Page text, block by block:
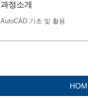
과정소개
AutoCAD 기초 및 활용